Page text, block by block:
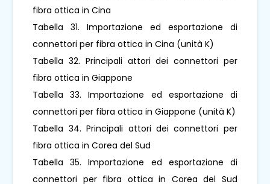
fibra ottica in Cina
Tabella 31. Importazione ed esportazione di
connettori per fibra ottica in Cina (unità K)
Tabella 32. Principali attori dei connettori per
fibra ottica in Giappone
Tabella 33. Importazione ed esportazione di
connettori per fibra ottica in Giappone (unità K)
Tabella 34. Principali attori dei connettori per
fibra ottica in Corea del Sud
Tabella 35. Importazione ed esportazione di
connettori per fibra ottica in Corea del Sud